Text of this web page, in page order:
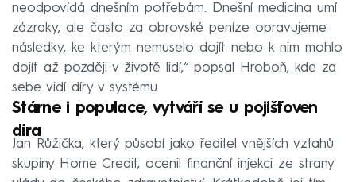
neodpovídá dnešním potřebám. Dnešní medicína umí
zázraky, ale často za obrovské peníze opravujeme
následky, ke kterým nemuselo dojít nebo k nim mohlo
dojít až později v životě lidí,“ popsal Hroboň, kde za
sebe vidí díry v systému.
Stárne i populace, vytváří se u pojišťoven
díra
Jan Růžička, který působí jako ředitel vnějších vztahů
skupiny Home Credit, ocenil finanční injekci ze strany